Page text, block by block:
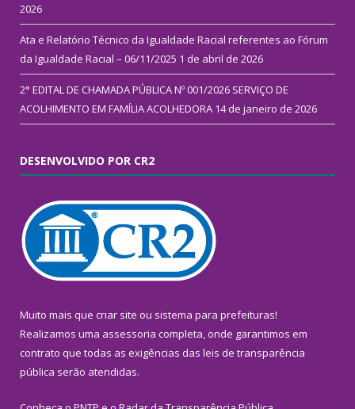
2026
Ata e Relatório Técnico da Igualdade Racial referentes ao Fórum
da Igualdade Racial – 06/11/2025 1 de abril de 2026
2° EDITAL DE CHAMADA PÚBLICA Nº 001/2026 SERVIÇO DE
ACOLHIMENTO EM FAMÍLIA ACOLHEDORA 14 de janeiro de 2026
DESENVOLVIDO POR CR2
Muito mais que criar site ou sistema para prefeituras!
Realizamos uma assessoria completa, onde garantimos em
contrato que todas as exigências das leis de transparência
pública serão atendidas.